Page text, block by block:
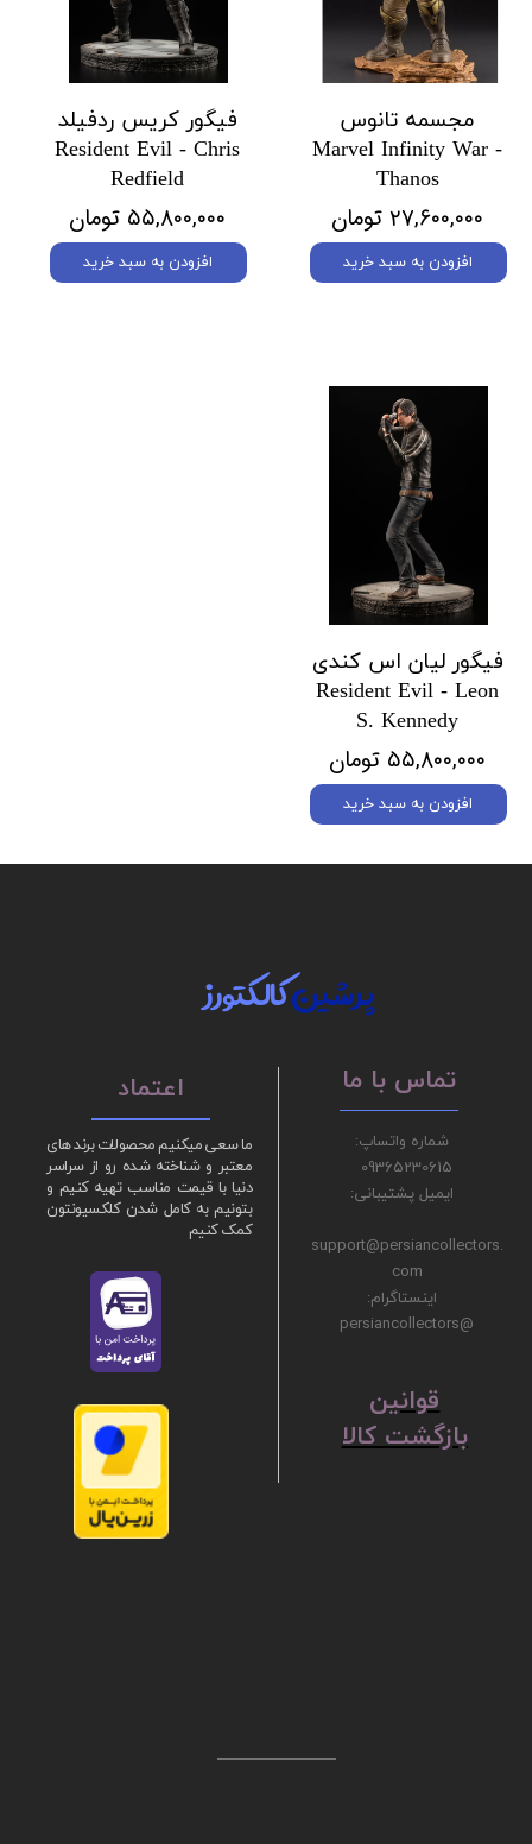
مجسمه تانوس
Marvel Infinity War -
Thanos
۲۷,۶۰۰,۰۰۰ تومان
افزودن به سبد خرید
فیگور کریس ردفیلد
Resident Evil - Chris
Redfield
۵۵,۸۰۰,۰۰۰ تومان
افزودن به سبد خرید
فیگور لیان اس کندی
Resident Evil - Leon
S. Kennedy
۵۵,۸۰۰,۰۰۰ تومان
افزودن به سبد خرید
ما سعی میکنیم محصولات برند های
معتبر و شناخته شده رو از سراسر
دنیا با قیمت مناسب تهیه کنیم و
بتونیم به کامل شدن کلکسیونتون
کمک کنیم
پرشینکالکتورز
شماره واتساپ:
09365230615
ایمیل پشتیبانی:
support@persiancollectors.
com
اینستاگرام:
@persiancollectors
تماس با ما اعتماد
ق​​​​​​​وانین
بازگشت کالا